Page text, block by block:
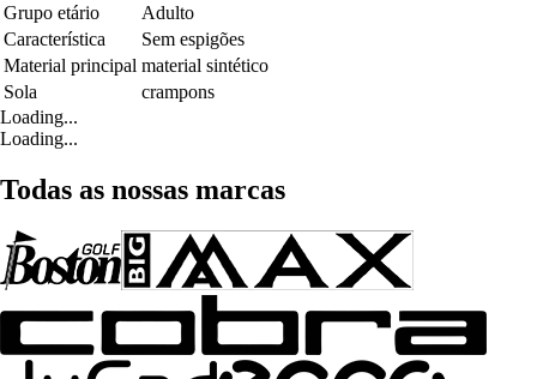
Grupo etário
Adulto
Característica
Sem espigões
Material principal material sintético
Sola
crampons
Loading...
Loading...
Todas as nossas marcas